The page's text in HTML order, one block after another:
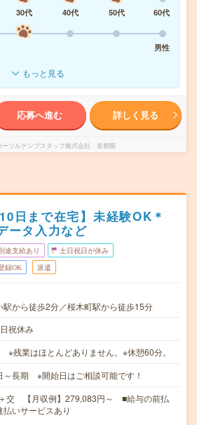
30代 40代 50代
60代
男性
もっと見る
応募へ進む 詳しく見る
ーソルテンプスタッフ株式会社 首都圏
日まで在宅】未経験OK＊
ータ入力など
途支給あり 土日祝日が休み
録OK 派遣
駅から徒歩2分／桜木町駅から徒歩15分
祝休み
残業はほとんどありません。※休憩60分。
～長期 ※開始日はご相談可能です！
交 【月収例】279,083円～ ■給与の前払
払いサービスあり